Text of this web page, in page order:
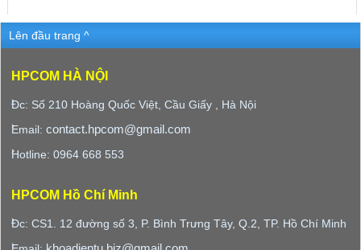
Lên đầu trang ^
HPCOM HÀ NỘI
Đc: Số 210 Hoàng Quốc Việt, Cầu Giấy , Hà Nội
Email:contact.hpcom@gmail.com
Hotline: 0964 668 553
HPCOM Hồ Chí Minh
Đc: CS1. 12 đường số 3, P. Bình Trưng Tây, Q.2, TP. Hồ Chí Minh